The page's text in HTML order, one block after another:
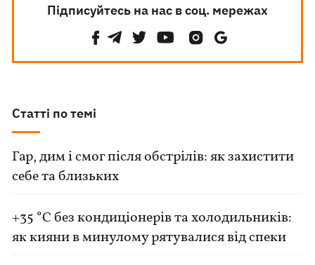
Підписуйтесь на нас в соц. мережах
Статті по темі
Гар, дим і смог після обстрілів: як захистити
себе та близьких
+35 °C без кондиціонерів та холодильників:
як кияни в минулому рятувалися від спеки